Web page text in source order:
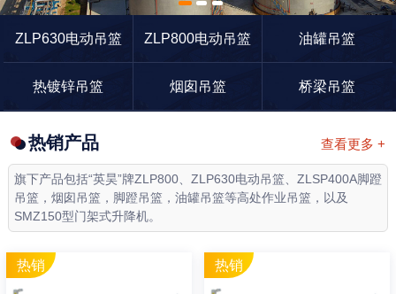
1 2 3
ZLP630电动吊篮
ZLP800电动吊篮 油罐吊篮
热镀锌吊篮 烟囱吊篮 桥梁吊篮
查看更多 +
热销产品
旗下产品包括“英昊”牌ZLP800、ZLP630电动吊篮、ZLSP400A脚蹬
吊篮，烟囱吊篮，脚蹬吊篮，油罐吊篮等高处作业吊篮，以及
SMZ150型门架式升降机。